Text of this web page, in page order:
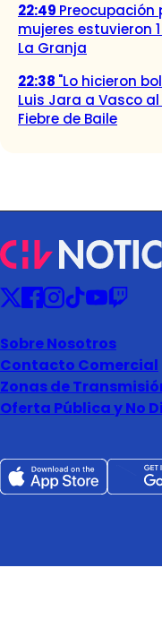
22:49 Preocupación
mujeres estuvieron
La Granja
22:38 "Lo hicieron
Luis Jara a Vasco
Fiebre de Baile
Sobre Nosotros
Contacto Comercial
Zonas de
Oferta Pública y No